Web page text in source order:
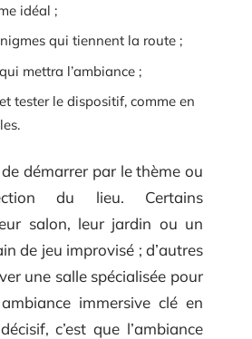
idéal ;
qui tiennent la route ;
mettra l’ambiance ;
tester le dispositif, comme en
démarrer par le thème ou
du lieu. Certains
salon, leur jardin ou un
de jeu improvisé ; d’autres
une salle spécialisée pour
immersive clé en
c’est que l’ambiance